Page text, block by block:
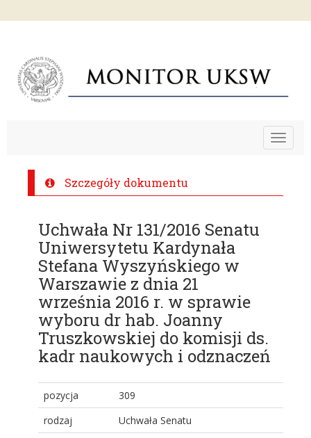
Toggle
Szczegóły dokumentu
Uchwała Nr 131/2016 Senatu
Uniwersytetu Kardynała
Stefana Wyszyńskiego w
Warszawie z dnia 21
września 2016 r. w sprawie
wyboru dr hab. Joanny
Truszkowskiej do komisji ds.
kadr naukowych i odznaczeń
pozycja
309
rodzaj
Uchwała Senatu